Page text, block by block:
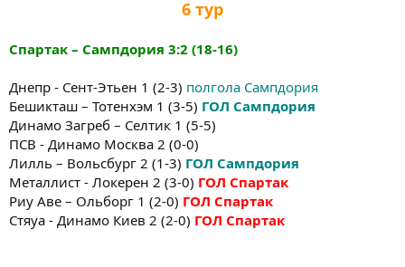
6 тур
Спартак – Сампдория 3:2 (18-16)
Днепр - Сент-Этьен 1 (2-3) полгола Сампдория
Бешикташ – Тотенхэм 1 (3-5) ГОЛ Сампдория
Динамо Загреб – Селтик 1 (5-5)
ПСВ - Динамо Москва 2 (0-0)
Лилль – Вольсбург 2 (1-3) ГОЛ Сампдория
Металлист - Локерен 2 (3-0) ГОЛ Спартак
Риу Аве – Ольборг 1 (2-0) ГОЛ Спартак
Стяуа - Динамо Киев 2 (2-0) ГОЛ Спартак